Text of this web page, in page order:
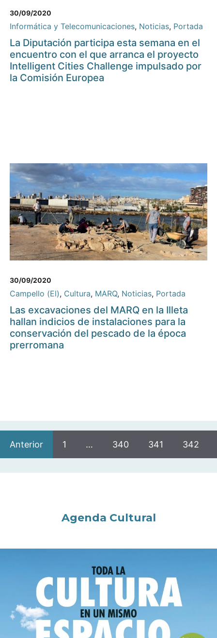
30/09/2020
Informática y Telecomunicaciones, Noticias, Portada
La Diputación participa esta semana en el
encuentro con el que arranca el proyecto
Intelligent Cities Challenge impulsado por
la Comisión Europea
30/09/2020
Campello (El), Cultura, MARQ, Noticias, Portada
Las excavaciones del MARQ en la Illeta
hallan indicios de instalaciones para la
conservación del pescado de la época
prerromana
Anterior 1 … 340 341 342
Agenda Cultural